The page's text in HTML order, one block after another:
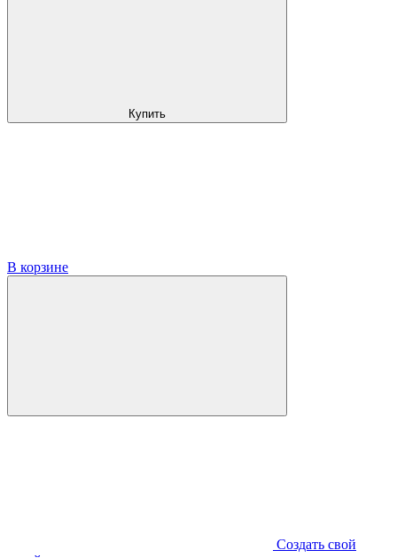
Купить
В корзине
Создать свой